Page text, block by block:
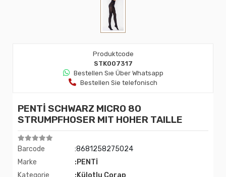
Produktcode
STK007317
Bestellen Sıe Über Whatsapp
Bestellen Sie telefonisch
PENTİ SCHWARZ MICRO 80
STRUMPFHOSER MIT HOHER TAILLE
Barcode
:8681258275024
Marke
:PENTİ
Kategorie
:Külotlu Çorap